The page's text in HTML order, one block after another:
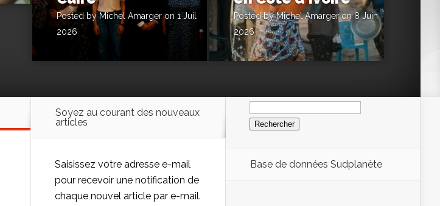
Posted by Michel Amargeron 1 Juil
2026
Posted byMichel Amargeron 8 Juin
2026
Soyez au courant des nouveaux
articles
Saisissez votre adresse e-mail
pour recevoir une notification de
chaque nouvel article par e-mail.
Rechercher :
Base de données Sudplanète